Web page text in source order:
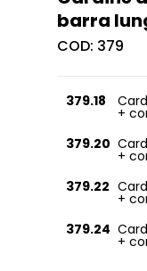
barra
COD: 379
379.18
+
379.20
+
379.22
+
379.24
+